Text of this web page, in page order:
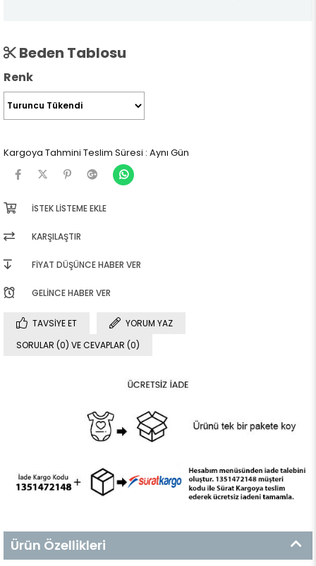
Beden Tablosu
Renk
Kargoya Tahmini Teslim Süresi : Aynı Gün
İSTEK LISTEME EKLE
KARŞILAŞTIR
FIYAT DÜŞÜNCE HABER VER
GELINCE HABER VER
TAVSIYE ET
YORUM YAZ
SORULAR (0) VE CEVAPLAR (0)
Ürün Özellikleri